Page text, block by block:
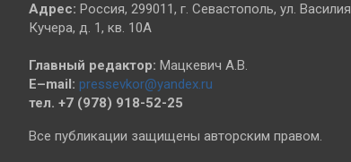
Адрес: Россия, 299011, г. Севастополь, ул. Василия
Кучера, д. 1, кв. 10А
Главный редактор: Мацкевич А.В.
E–mail: pressevkor@yandex.ru
тел. +7 (978) 918-52-25
Все публикации защищены авторским правом.